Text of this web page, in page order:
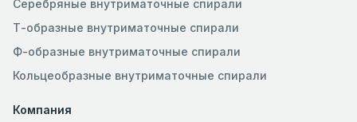
Серебряные внутриматочные спирали
Т-образные внутриматочные спирали
Ф-образные внутриматочные спирали
Кольцеобразные внутриматочные спирали
Компания